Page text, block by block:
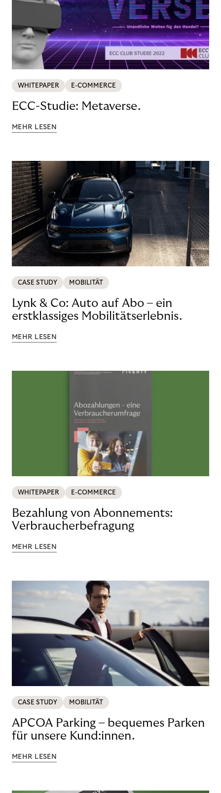
WHITEPAPER E-COMMERCE
ECC-Studie: Metaverse.
MEHR LESEN
CASE STUDY MOBILITÄT
Lynk & Co: Auto auf Abo – ein
erstklassiges Mobilitätserlebnis.
MEHR LESEN
WHITEPAPER E-COMMERCE
Bezahlung von Abonnements:
Verbraucherbefragung
MEHR LESEN
CASE STUDY MOBILITÄT
APCOA Parking – bequemes Parken
für unsere Kund:innen.
MEHR LESEN